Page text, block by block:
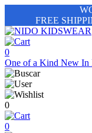
FREE
0
One of a Kind New In
0
0